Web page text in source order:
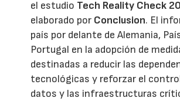
el estudio Tech Reality Check
elaborado por Conclusion. El
país por delante de Alemania,
Portugal en la adopción de
destinadas a reducir las
tecnológicas y reforzar el
datos y las infraestructuras